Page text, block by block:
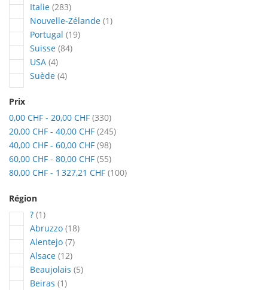
Italie 283articles
Nouvelle-Zélande 1article
Portugal 19articles
Suisse 84articles
USA 4articles
Suède 4articles
Prix
0,00 CHF - 20,00 CHF 330articles
20,00 CHF - 40,00 CHF 245articles
40,00 CHF - 60,00 CHF 98articles
60,00 CHF - 80,00 CHF 55articles
80,00 CHF - 1 327,21 CHF 100articles
Région
? 1article
Abruzzo 18articles
Alentejo 7articles
Alsace 12articles
Beaujolais 5articles
Beiras 1article